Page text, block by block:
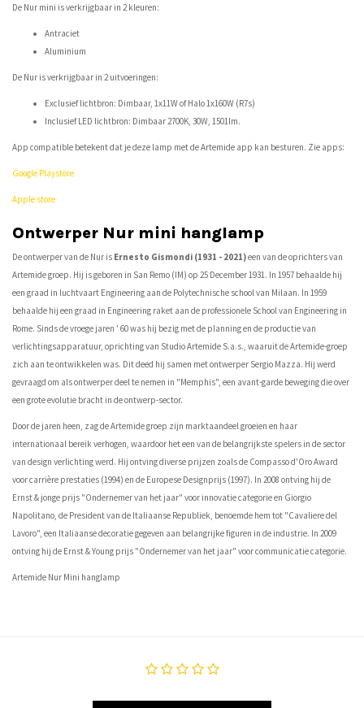
De Nur mini is verkrijgbaar in 2 kleuren:
Antraciet
Aluminium
De Nur is verkrijgbaar in 2 uitvoeringen:
Exclusief lichtbron: Dimbaar, 1x11W of Halo 1x160W (R7s)
Inclusief LED lichtbron: Dimbaar 2700K, 30W, 1501lm.
App compatible betekent dat je deze lamp met de Artemide app kan besturen. Zie apps:
Google Playstore
Apple store
Ontwerper Nur mini hanglamp
De ontwerper van de Nur is Ernesto Gismondi (1931 - 2021)een van de oprichters van
Artemide groep. Hij is geboren in San Remo (IM) op 25 December 1931. In 1957 behaalde hij
een graad in luchtvaart Engineering aan de Polytechnische school van Milaan. In 1959
behaalde hij een graad in Engineering raket aan de professionele School van Engineering in
Rome. Sinds de vroege jaren ' 60 was hij bezig met de planning en de productie van
verlichtingsapparatuur, oprichting van Studio Artemide S.a.s., waaruit de Artemide-groep
zich aan te ontwikkelen was. Dit deed hij samen met ontwerper Sergio Mazza. Hij werd
gevraagd om als ontwerper deel te nemen in "Memphis", een avant-garde beweging die over
een grote evolutie bracht in de ontwerp-sector.
Door de jaren heen, zag de Artemide groep zijn marktaandeel groeien en haar
internationaal bereik verhogen, waardoor het een van de belangrijkste spelers in de sector
van design verlichting werd. Hij ontving diverse prijzen zoals de Compasso d'Oro Award
voor carrière prestaties (1994) en de Europese Designprijs (1997). In 2008 ontving hij de
Ernst & jonge prijs "Ondernemer van het jaar" voor innovatie categorie en Giorgio
Napolitano, de President van de Italiaanse Republiek, benoemde hem tot "Cavaliere del
Lavoro", een Italiaanse decoratie gegeven aan belangrijke figuren in de industrie. In 2009
ontving hij de Ernst & Young prijs "Ondernemer van het jaar" voor communicatie categorie.
Artemide Nur Mini hanglamp